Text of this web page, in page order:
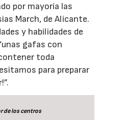
por mayoría las
March, de Alicante.
y habilidades de
gafas con
toda
para preparar
de los centros